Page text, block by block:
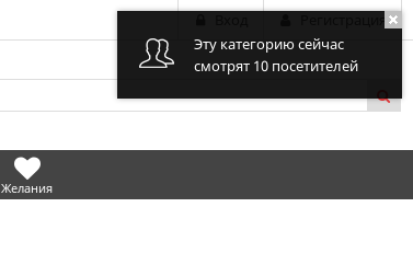
Желания
Эту категорию сейчас
смотрят 10 посетителей